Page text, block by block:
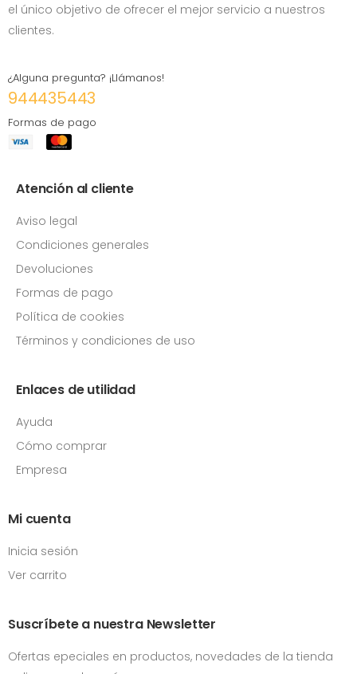
el único objetivo de ofrecer el mejor servicio a nuestros
clientes.
¿Alguna pregunta? ¡Llámanos!
944435443
Formas de pago
Atención al cliente
Aviso legal
Condiciones generales
Devoluciones
Formas de pago
Política de cookies
Términos y condiciones de uso
Enlaces de utilidad
Ayuda
Cómo comprar
Empresa
Mi cuenta
Inicia sesión
Ver carrito
Suscríbete a nuestra Newsletter
Ofertas epeciales en productos, novedades de la tienda